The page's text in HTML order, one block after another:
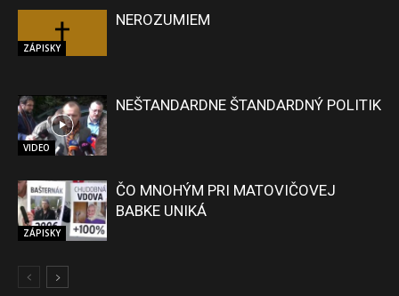
ZÁPISKY
NEROZUMIEM
VIDEO
NEŠTANDARDNE ŠTANDARDNÝ POLITIK
ZÁPISKY
ČO MNOHÝM PRI MATOVIČOVEJ
BABKE UNIKÁ